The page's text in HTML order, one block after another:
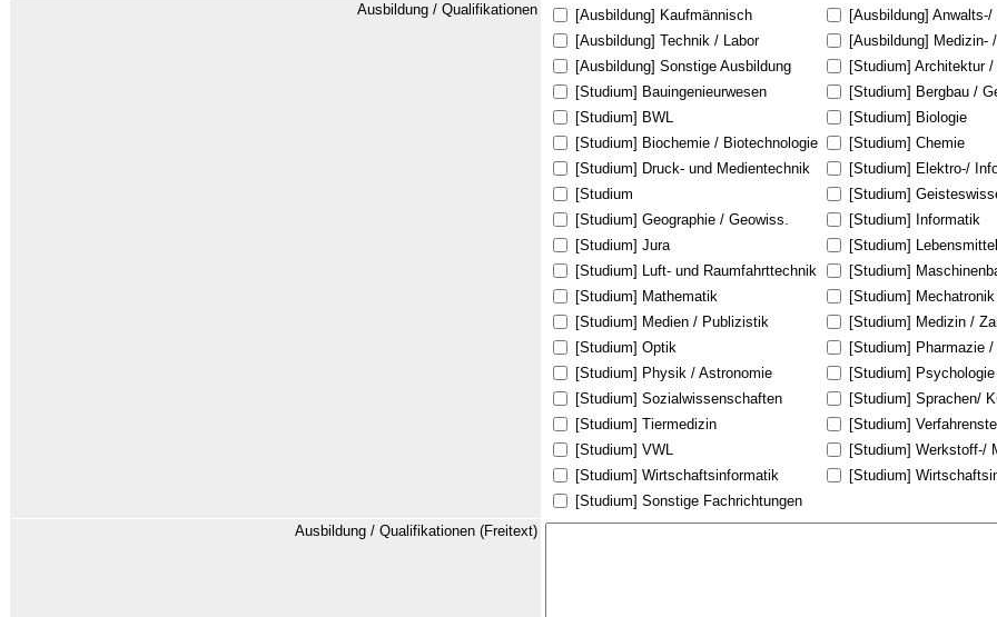
Ausbildung / Qualifikationen [Ausbildung] Kaufmännisch
[Ausbildung]
[Ausbildung] Technik / Labor
[Ausbildung] Medizin-
[Ausbildung] Sonstige Ausbildung
[Studium] Architektur
[Studium] Bauingenieurwesen
[Studium] Bergbau /
[Studium] BWL
[Studium] Biologie
[Studium] Biochemie / Biotechnologie
[Studium] Chemie
[Studium] Druck- und Medientechnik
[Studium] Elektro-/
[Studium
[Studium]
[Studium] Geographie / Geowiss.
[Studium] Informatik
[Studium] Jura
[Studium]
[Studium] Luft- und Raumfahrttechnik
[Studium]
[Studium] Mathematik
[Studium] Mechatronik
[Studium] Medien / Publizistik
[Studium] Medizin /
[Studium] Optik
[Studium] Pharmazie
[Studium] Physik / Astronomie
[Studium] Psychologie
[Studium] Sozialwissenschaften
[Studium] Sprachen/
[Studium] Tiermedizin
[Studium]
[Studium] VWL
[Studium] Werkstoff-/
[Studium] Wirtschaftsinformatik
[Studium]
[Studium] Sonstige Fachrichtungen
Ausbildung / Qualifikationen (Freitext)